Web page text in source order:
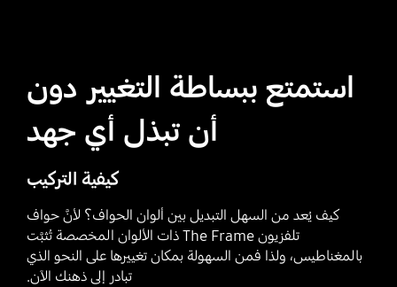
استمتع ببساطة التغيير دون
أن تبذل أي جهد
كيفية التركيب
كيف يُعد من السهل التبديل بين ألوان الحواف؟ لأنَّ حواف
تلفزيون The Frame ذات الألوان المخصصة تُثبَّت
بالمغناطيس، ولذا فمن السهولة بمكان تغييرها على النحو الذي
تبادر إلى ذهنك الآن.